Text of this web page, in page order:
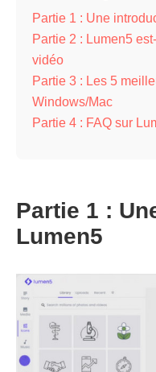
Partie 1 : Une
Partie 2 : Lumen5
vidéo
Partie 3 : Les 5
Windows/Mac
Partie 4 : FAQ sur
Partie 1 :
Lumen5